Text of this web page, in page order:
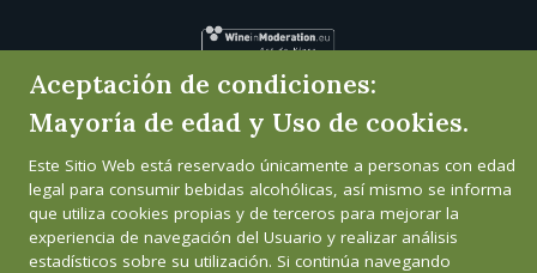
Aceptación de condiciones:
Mayoría de edad y Uso de cookies.
Este Sitio Web está reservado únicamente a personas con edad
legal para consumir bebidas alcohólicas, así mismo se informa
que utiliza cookies propias y de terceros para mejorar la
experiencia de navegación del Usuario y realizar análisis
estadísticos sobre su utilización. Si continúa navegando